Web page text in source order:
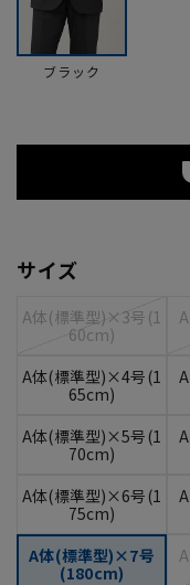
ブラック
サイズ
A体(標準型)×3号(1
60cm)
A体(標準型)×4号(1
65cm)
A体(標準型)×5号(1
70cm)
A体(標準型)×6号(1
75cm)
A体(標準型)×7号
(180cm)